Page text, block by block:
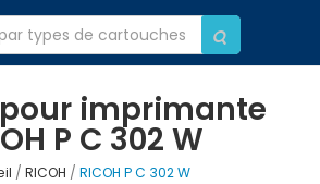
imprimante
P C 302 W
RICOH RICOH P C 302 W